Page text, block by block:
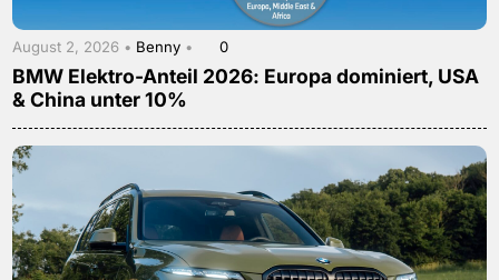
August 2, 2026 • Benny • 0
BMW Elektro-Anteil 2026: Europa dominiert, USA
& China unter 10%